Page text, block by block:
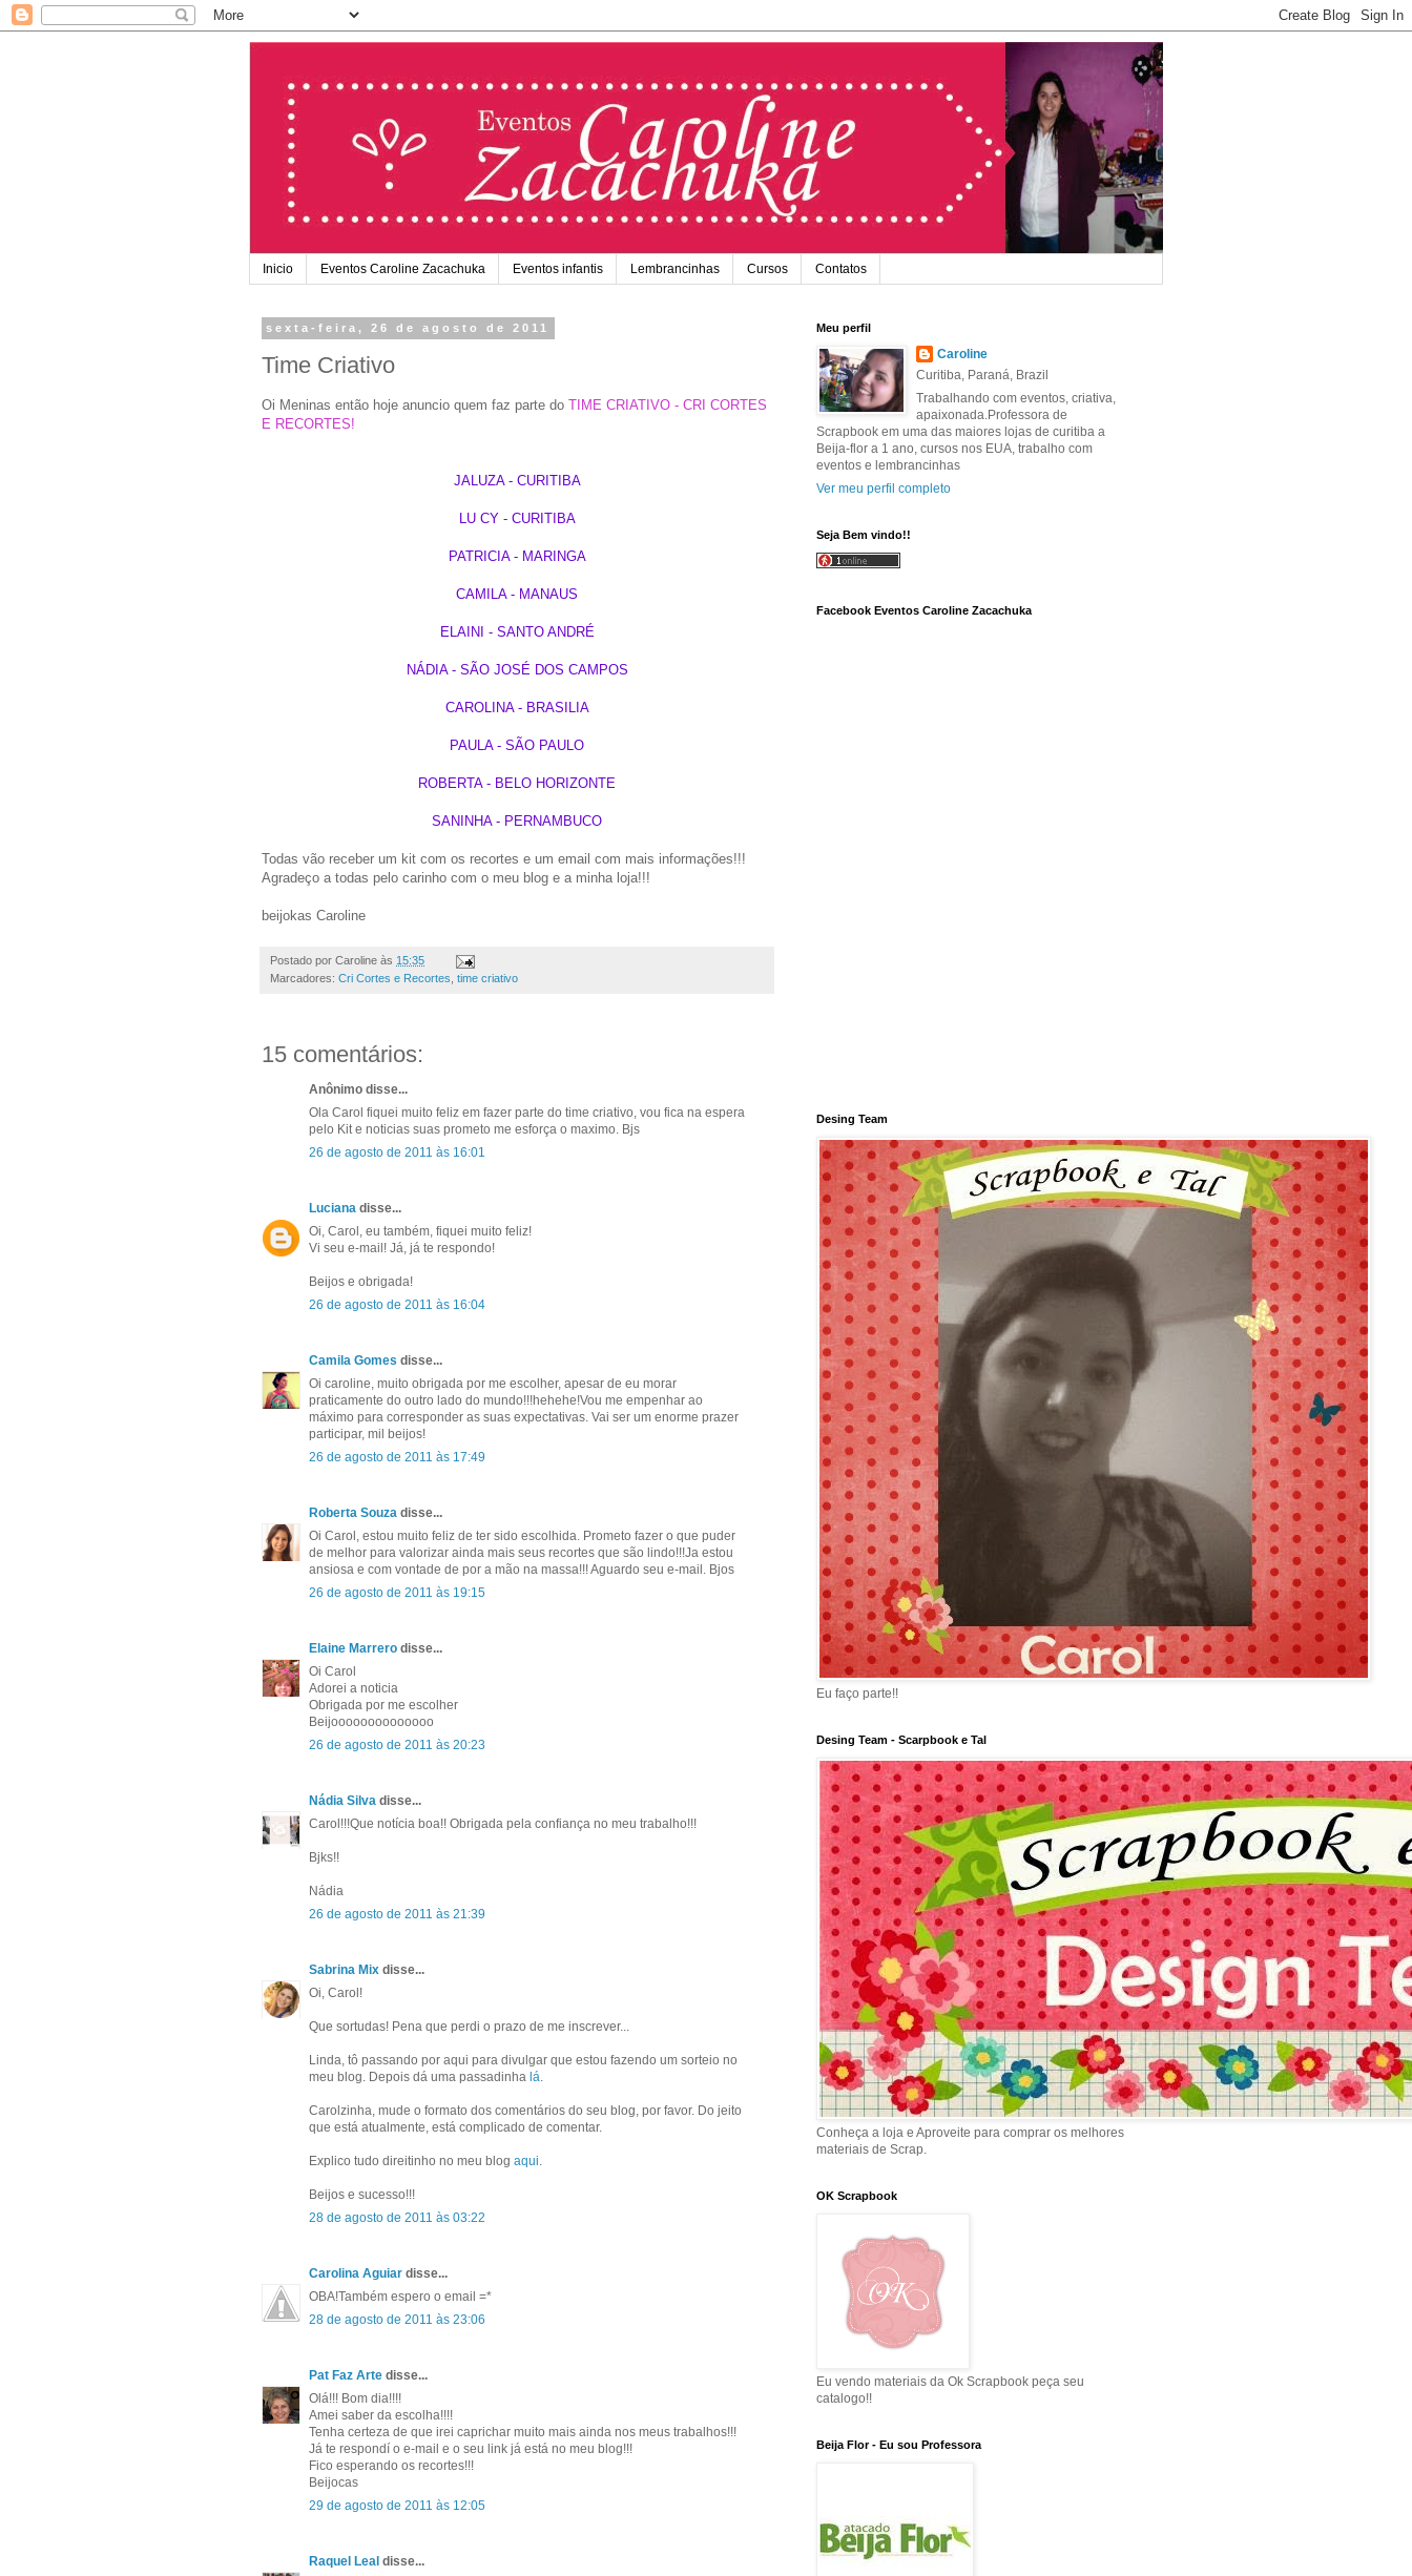
Inicio Eventos Caroline Zacachuka Eventos infantis Lembrancinhas Cursos Contatos
sexta-feira, 26 de agosto de 2011
Time Criativo
Oi Meninas então hoje anuncio quem faz parte do TIME CRIATIVO - CRI CORTES
E RECORTES!
JALUZA - CURITIBA
LU CY - CURITIBA
PATRICIA - MARINGA
CAMILA - MANAUS
ELAINI - SANTO ANDRÉ
NÁDIA - SÃO JOSÉ DOS CAMPOS
CAROLINA - BRASILIA
PAULA - SÃO PAULO
ROBERTA - BELO HORIZONTE
SANINHA - PERNAMBUCO
Todas vão receber um kit com os recortes e um email com mais informações!!!
Agradeço a todas pelo carinho com o meu blog e a minha loja!!!
beijokas Caroline
Postado por Caroline às 15:35
Marcadores: Cri Cortes e Recortes time criativo
15 comentários:
Anônimo disse...
Ola Carol fiquei muito feliz em fazer parte do time criativo, vou fica na espera
pelo Kit e noticias suas prometo me esforça o maximo. Bjs
26 de agosto de 2011 às 16:01
Luciana disse...
Oi, Carol, eu também, fiquei muito feliz!
Vi seu e-mail! Já, já te respondo!
Beijos e obrigada!
26 de agosto de 2011 às 16:04
Camila Gomes disse...
Oi caroline, muito obrigada por me escolher, apesar de eu morar
praticamente do outro lado do mundo!!!hehehe!Vou me empenhar ao
máximo para corresponder as suas expectativas. Vai ser um enorme prazer
participar, mil beijos!
26 de agosto de 2011 às 17:49
Roberta Souza disse...
Oi Carol, estou muito feliz de ter sido escolhida. Prometo fazer o que puder
de melhor para valorizar ainda mais seus recortes que são lindo!!!Ja estou
ansiosa e com vontade de por a mão na massa!!! Aguardo seu e-mail. Bjos
26 de agosto de 2011 às 19:15
Elaine Marrero disse...
Oi Carol
Adorei a noticia
Obrigada por me escolher
Beijoooooooooooooo
26 de agosto de 2011 às 20:23
Nádia Silva disse...
Carol!!!Que notícia boa!! Obrigada pela confiança no meu trabalho!!!
Bjks!!
Nádia
26 de agosto de 2011 às 21:39
Sabrina Mix disse...
Oi, Carol!
Que sortudas! Pena que perdi o prazo de me inscrever...
Linda, tô passando por aqui para divulgar que estou fazendo um sorteio no
meu blog. Depois dá uma passadinha lá.
Carolzinha, mude o formato dos comentários do seu blog, por favor. Do jeito
que está atualmente, está complicado de comentar.
Explico tudo direitinho no meu blog aqui.
Beijos e sucesso!!!
28 de agosto de 2011 às 03:22
Carolina Aguiar disse...
OBA!Também espero o email =*
28 de agosto de 2011 às 23:06
Pat Faz Arte disse...
Olá!!! Bom dia!!!!
Amei saber da escolha!!!!
Tenha certeza de que irei caprichar muito mais ainda nos meus trabalhos!!!
Já te respondí o e-mail e o seu link já está no meu blog!!!
Fico esperando os recortes!!!
Beijocas
29 de agosto de 2011 às 12:05
Raquel Leal disse...
Meu perfil
Caroline
Curitiba, Paraná, Brazil
Trabalhando com eventos, criativa,
apaixonada.Professora de
Scrapbook em uma das maiores lojas de curitiba a
Beija-flor a 1 ano, cursos nos EUA, trabalho com
eventos e lembrancinhas
Ver meu perfil completo
Seja Bem vindo!!
Facebook Eventos Caroline Zacachuka
Desing Team
Eu faço parte!!
Desing Team - Scarpbook e Tal
Conheça a loja e Aproveite para comprar os melhores
materiais de Scrap.
OK Scrapbook
Eu vendo materiais da Ok Scrapbook peça seu
catalogo!!
Beija Flor - Eu sou Professora